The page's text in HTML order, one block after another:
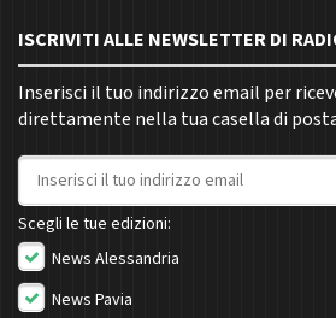
ISCRIVITI ALLE NEWSLETTER DI
Inserisci il tuo indirizzo email per
direttamente nella tua casella di
Indirizzo email
Scegli le tue edizioni:
News Alessandria
News Pavia